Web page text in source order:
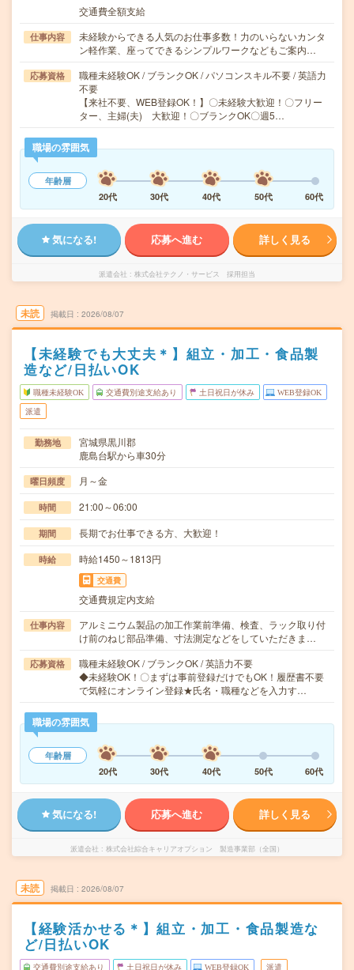
交通費全額支給
仕事内容
未経験からできる人気のお仕事多数！力のいらないカンタ
ン軽作業、座ってできるシンプルワークなどもご案内…
応募資格
職種未経験OK / ブランクOK / パソコンスキル不要 / 英語力
不要
【来社不要、WEB登録OK！】〇未経験大歓迎！〇フリー
ター、主婦(夫) 大歓迎！〇ブランクOK〇週5…
職場の雰囲気
年齢層
20代
30代 40代 50代 60代
気になる! 応募へ進む 詳しく見る
派遣会社 株式会社テクノ・サービス 採用担当
未読 掲載日 2026/08/07
【未経験でも大丈夫＊】組立・加工・食品製
造など/日払いOK
職種未経験OK 交通費別途支給あり 土日祝日が休み WEB登録OK
派遣
勤務地
宮城県黒川郡
鹿島台駅から車30分
曜日頻度 月～金
時間 21:00～06:00
期間 長期でお仕事できる方、大歓迎！
時給 時給1450～1813円
交通費
交通費規定内支給
仕事内容
アルミニウム製品の加工作業前準備、検査、ラック取り付
け前のねじ部品準備、寸法測定などをしていただきま…
応募資格
職種未経験OK / ブランクOK / 英語力不要
◆未経験OK！〇まずは事前登録だけでもOK！履歴書不要
で気軽にオンライン登録★氏名・職種などを入力す…
職場の雰囲気
年齢層
20代
30代 40代 50代 60代
気になる! 応募へ進む 詳しく見る
派遣会社 株式会社綜合キャリアオプション 製造事業部（全国）
未読 掲載日 2026/08/07
【経験活かせる＊】組立・加工・食品製造な
ど/日払いOK
交通費別途支給あり 土日祝日が休み WEB登録OK 派遣